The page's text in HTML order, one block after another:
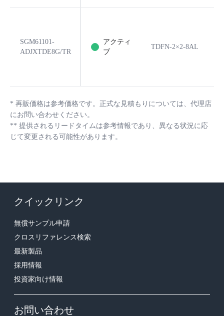
SGM61101-
ADJXTDE8G/TR
アクティ
ブ
TDFN-2×2-8AL
* 再販価格は参考価格です。正式な見積もりについては、代理店
にお問い合わせください。
** 提供されるリードタイムは参考情報であり、異なる状況に応
じて変更される可能性があります。
クイックリンク
無償サンプル申請
クロスリファレンス検索
最新製品
採用情報
投資家向け情報
お問い合わせ